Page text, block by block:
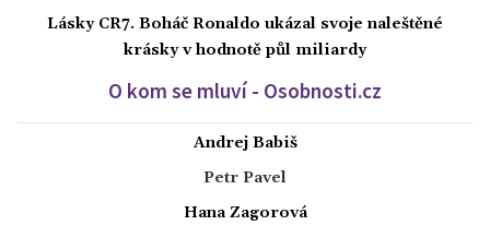
Lásky CR7. Boháč Ronaldo ukázal svoje naleštěné
krásky v hodnotě půl miliardy
O kom se mluví - Osobnosti.cz
Andrej Babiš
Petr Pavel
Hana Zagorová